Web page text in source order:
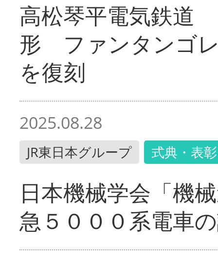
高松琴平電気鉄道
形 ファンタンゴ
を復刻
2025.08.28
JR東日本グループ 式典・表彰
日本機械学会「機
急５０００系電車